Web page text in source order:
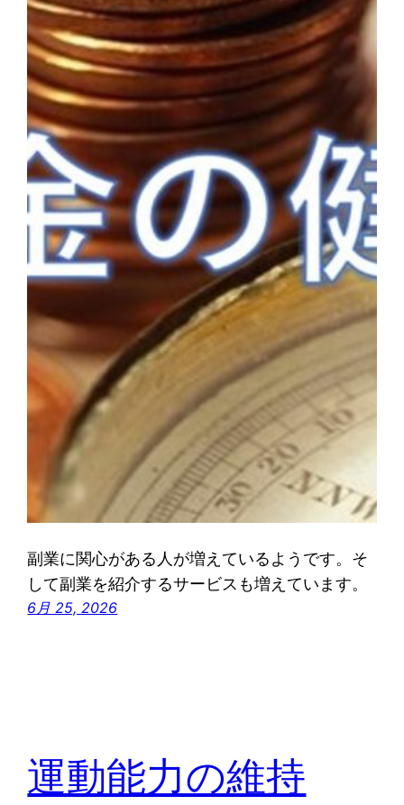
副業に関心がある人が増えているようです。そ
して副業を紹介するサービスも増えています。
6月 25, 2026
運動能力の維持